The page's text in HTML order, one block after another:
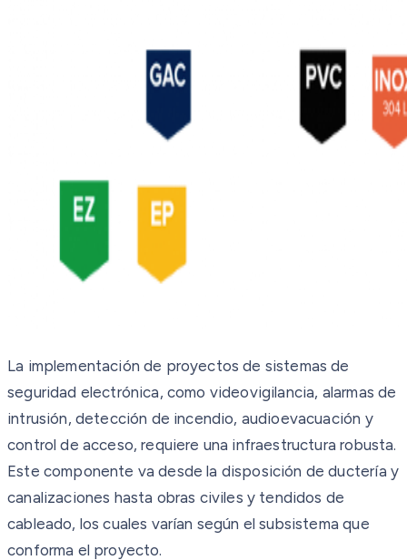
La implementación de proyectos de sistemas de
seguridad electrónica, como videovigilancia, alarmas de
intrusión, detección de incendio, audioevacuación y
control de acceso, requiere una infraestructura robusta.
Este componente va desde la disposición de ductería y
canalizaciones hasta obras civiles y tendidos de
cableado, los cuales varían según el subsistema que
conforma el proyecto.